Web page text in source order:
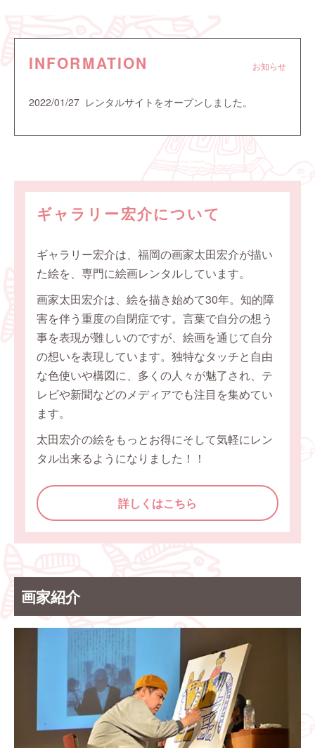
INFORMATION お知らせ
2022/01/27 レンタルサイトをオープンしました。
ギャラリー宏介について
ギャラリー宏介は、福岡の画家太田宏介が描い
た絵を、専門に絵画レンタルしています。
画家太田宏介は、絵を描き始めて30年。知的障
害を伴う重度の自閉症です。言葉で自分の想う
事を表現が難しいのですが、絵画を通じて自分
の想いを表現しています。独特なタッチと自由
な色使いや構図に、多くの人々が魅了され、テ
レビや新聞などのメディアでも注目を集めてい
ます。
太田宏介の絵をもっとお得にそして気軽にレン
タル出来るようになりました！！
詳しくはこちら
画家紹介